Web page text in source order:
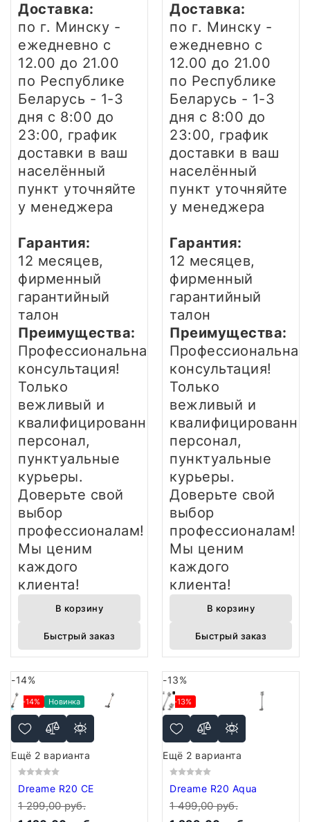
Доставка:
по г. Минску -
ежедневно с
12.00 до 21.00
по Республике
Беларусь - 1-3
дня с 8:00 до
23:00, график
доставки в ваш
населённый
пункт уточняйте
у менеджера
Гарантия:
12 месяцев,
фирменный
гарантийный
талон
Преимущества:
Профессиональная
консультация!
Только
вежливый и
квалифицированный
персонал,
пунктуальные
курьеры.
Доверьте свой
выбор
профессионалам!
Мы ценим
каждого
клиента!
В корзину
Быстрый заказ
Доставка:
по г. Минску -
ежедневно с
12.00 до 21.00
по Республике
Беларусь - 1-3
дня с 8:00 до
23:00, график
доставки в ваш
населённый
пункт уточняйте
у менеджера
Гарантия:
12 месяцев,
фирменный
гарантийный
талон
Преимущества:
Профессиональная
консультация!
Только
вежливый и
персонал,
пунктуальные
курьеры.
Доверьте свой
выбор
профессионалам!
Мы ценим
каждого
клиента!
В корзину
Быстрый заказ
-14%
-14% Новинка
Ещё 2 варианта
Dreame R20 CE
1 299,00 руб.
-13%
-13%
Ещё 2 варианта
Dreame R20 Aqua
1 499,00 руб.